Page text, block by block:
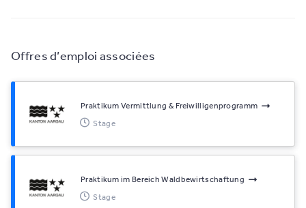
Offres d’emploi associées
Praktikum Vermittlung & Freiwilligenprogramm
Stage
Praktikum im Bereich Waldbewirtschaftung
Stage